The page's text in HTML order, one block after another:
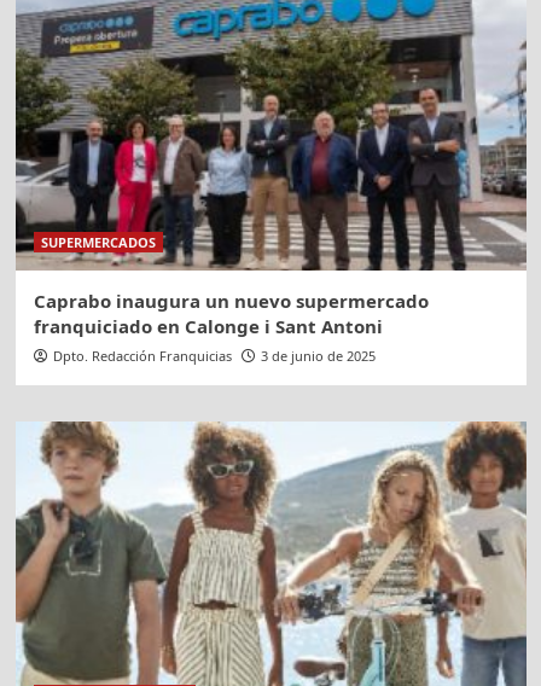
SUPERMERCADOS
Caprabo inaugura un nuevo supermercado
franquiciado en Calonge i Sant Antoni
Dpto. Redacción Franquicias 3 de junio de 2025